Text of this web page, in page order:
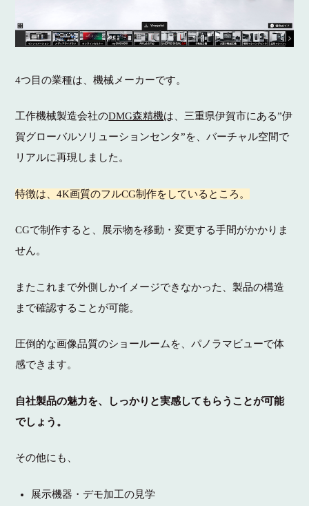
4つ目の業種は、機械メーカーです。
工作機械製造会社のDMG森精機は、三重県伊賀市にある”伊
賀グローバルソリューションセンタ”を、バーチャル空間で
リアルに再現しました。
特徴は、4K画質のフルCG制作をしているところ。
CGで制作すると、展示物を移動・変更する手間がかかりま
せん。
またこれまで外側しかイメージできなかった、製品の構造
まで確認することが可能。
圧倒的な画像品質のショールームを、パノラマビューで体
感できます。
自社製品の魅力を、しっかりと実感してもらうことが可能
でしょう。
その他にも、
展示機器・デモ加工の見学